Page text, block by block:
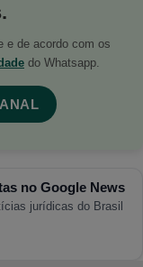
e de acordo com os
do Whatsapp.
no Google News
jurídicas do Brasil